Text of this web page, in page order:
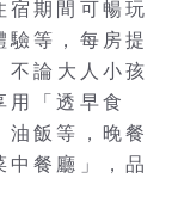
宿期間可暢玩
驗等，每房提
論大人小孩
用「透早食
油飯等，晚餐
中餐廳」，品